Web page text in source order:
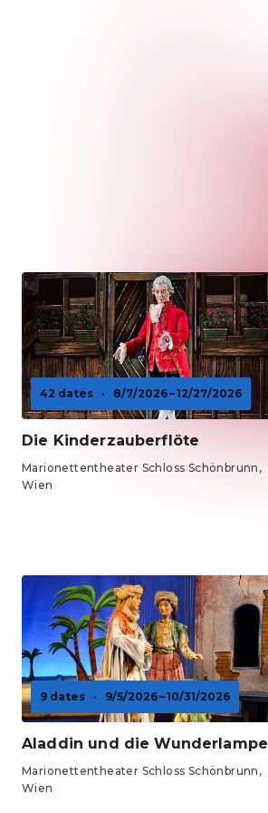
42 dates · 8/7/2026 – 12/27/2026
Die Kinderzauberflöte
Marionettentheater Schloss Schönbrunn,
Wien
9 dates · 9/5/2026 – 10/31/2026
Aladdin und die Wunderlampe
Marionettentheater Schloss Schönbrunn,
Wien